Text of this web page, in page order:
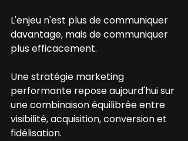
L'enjeu n'est plus de communiquer
davantage, mais de communiquer
plus efficacement.
Une stratégie marketing
performante repose aujourd'hui sur
une combinaison équilibrée entre
visibilité, acquisition, conversion et
fidélisation.